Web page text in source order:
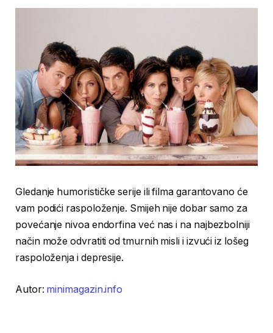
Gledanje humorističke serije ili filma garantovano će
vam podići raspoloženje. Smijeh nije dobar samo za
povećanje nivoa endorfina već nas i na najbezbolniji
način može odvratiti od tmurnih misli i izvući iz lošeg
raspoloženja i depresije.
Autor: minimagazin.info